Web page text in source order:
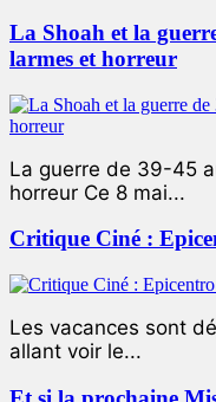
La Shoah et la
larmes et horreur
La guerre de 39-45
horreur Ce 8 mai...
Critique Ciné :
Les vacances sont
allant voir le...